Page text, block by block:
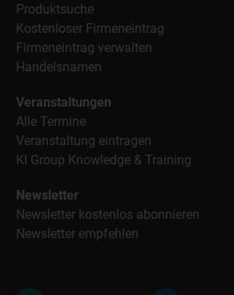
Produktsuche
Kostenloser Firmeneintrag
Firmeneintrag verwalten
Handelsnamen
Veranstaltungen
Alle Termine
Veranstaltung eintragen
KI Group Knowledge & Training
Newsletter
Newsletter kostenlos abonnieren
Newsletter empfehlen